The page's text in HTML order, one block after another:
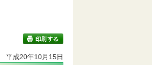
平成20年10月15日